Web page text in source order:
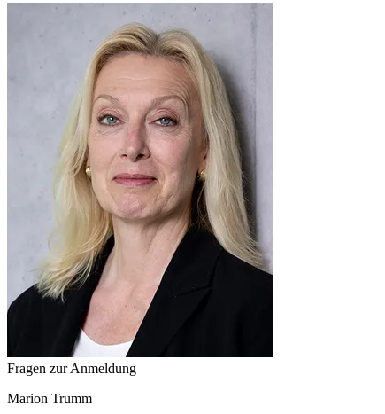
Fragen zur Anmeldung
Marion Trumm